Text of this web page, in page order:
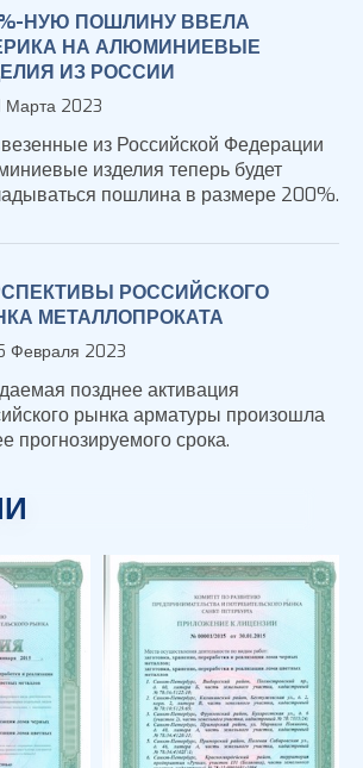
НУЮ ПОШЛИНУ ВВЕЛА
НА АЛЮМИНИЕВЫЕ
ИЗ РОССИИ
Марта 2023
из Российской Федерации
изделия теперь будет
пошлина в размере 200%.
РОССИЙСКОГО
МЕТАЛЛОПРОКАТА
Февраля 2023
позднее активация
рынка арматуры произошла
прогнозируемого срока.